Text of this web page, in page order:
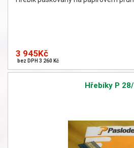
3 945Kč
bez DPH 3 260 Kč
Hřebíky P